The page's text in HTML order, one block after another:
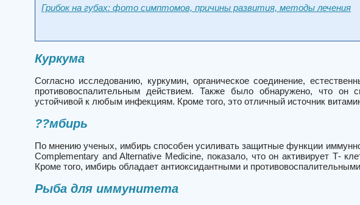
Грибок на губах: фото симптомов, причины развития, методы лечения
Куркума
Согласно исследованию, куркумин, органическое соединение,
противовоспалительным действием. Также было обнаружено, что он
устойчивой к любым инфекциям. Кроме того, это отличный источник
??мбирь
По мнению ученых, имбирь способен усиливать защитные функции
Complementary and Alternative Medicine, показало, что он активирует Т-
Кроме того, имбирь обладает антиоксидантными и
Рыба для иммунитета